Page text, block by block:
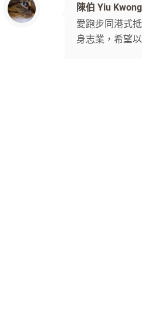
陳伯 Yiu
愛跑步同港式
身志業，希望